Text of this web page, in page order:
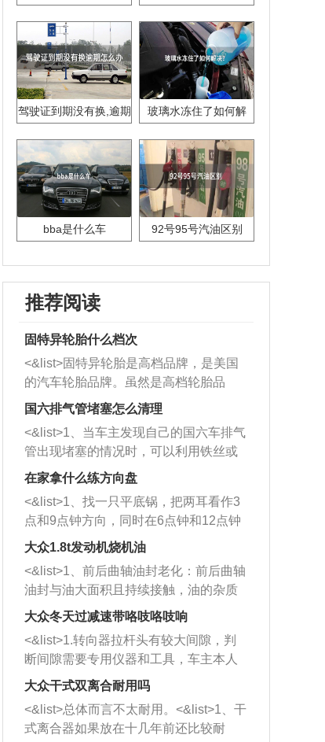
驾驶证到期没有换,逾期
玻璃水冻住了如何解
bba是什么车 92号95号汽油区别
推荐阅读
固特异轮胎什么档次
<&list>固特异轮胎是高档品牌，是美国
的汽车轮胎品牌。虽然是高档轮胎品
牌，但是中高低端的轮胎都有生产，这
也是为了更好的开拓市场。
国六排气管堵塞怎么清理
<&list>1、当车主发现自己的国六车排气
管出现堵塞的情况时，可以利用铁丝或
者是细棍，直接将杂物给取出来，如果
堵塞情况比较严重，也可以采取应急措
施。 <&list>2、直接利用木棍将所有的
杂物推到排气管里面的位置处，然后将
三元催化器拆解开，就可以将堵塞的东
西取出来。但如果是因为积碳过多引起
的堵塞，就需要将三元催化器泡在草酸
洗剂对堵塞的情况得到解决，将清洗剂
放在燃油箱中，与燃油混合后，车辆启
动时，就可以和汽油一起进入到燃烧
室，最后形成废气排出，就可以让三元
催化器得到清洗，排气管堵塞的情况就
能够得到解决。
在家拿什么练方向盘
<&list>1、找一只平底锅，把两耳看作3
点和9点钟方向，同时在6点钟和12点钟
方向做一个标记。 <&list>2、双手握住
一圈半的练习，往右同样也要打相同的
圈数。 <&list>3、最后强调要反复练
习，这样就可以形成肌肉记忆，在真实
驾驶车辆时，不需要记忆也能打好方
向。
大众1.8t发动机烧机油
<&list>1、前后曲轴油封老化：前后曲轴
油封与油大面积且持续接触，油的杂质
和发动机内持续温度变化使其密封效果
逐渐减弱，导致渗油或漏油。<&list>2、
活塞间隙过大：积碳会使活塞环与缸体
的间隙扩大，导致机油流入燃烧室中，
造成烧机油。<&list>3、机油粘度。使用
机油粘度过小的话，同样会有烧机油现
象，机油粘度过小具有很好的流动性，
大众冬天过减速带咯吱咯吱响
<&list>1.转向器拉杆头有较大间隙，判
断间隙需要专用仪器和工具，车主本人
无法制作，需要将车辆送到修理厂或4s
店；<&list>2.车辆半轴套管防尘罩破
裂，破裂后会出现漏油现象，使半轴磨
损严重，磨损的半轴容易损坏，产生异
大众干式双离合耐用吗
<&list>总体而言不太耐用。<&list>1、干
式离合器如果放在十几年前还比较耐